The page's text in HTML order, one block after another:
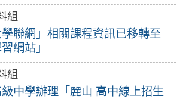
組
學聯網」相關課程資訊已移轉至
網站」
組
中學辦理「麗山 高中線上招生